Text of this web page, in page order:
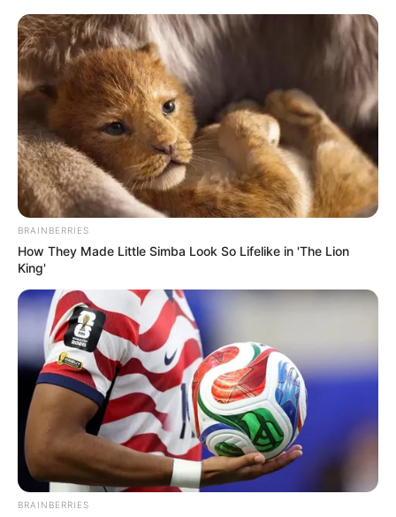
BRAINBERRIES
How They Made Little Simba Look So Lifelike in 'The Lion
King'
BRAINBERRIES